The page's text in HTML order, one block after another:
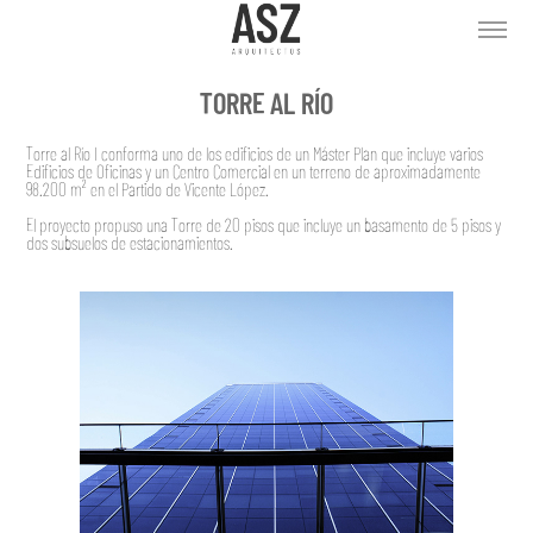
TORRE AL RÍO
Torre al Río I conforma uno de los edificios de un Máster Plan que incluye varios
Edificios de Oficinas y un Centro Comercial en un terreno de aproximadamente
98.200 m² en el Partido de Vicente López.
El proyecto propuso una Torre de 20 pisos que incluye un basamento de 5 pisos y